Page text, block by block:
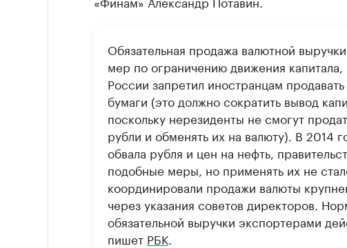
Обязательная продажа валютной
мер по ограничению движения капитала,
России запретил иностранцам
бумаги (это должно сократить вывод
поскольку нерезиденты не смогут
рубли и обменять их на валюту). В 2014
обвала рубля и цен на нефть,
подобные меры, но применять их не
координировали продажи валюты
через указания советов директоров.
обязательной выручки экспортерами
пишет РБК.